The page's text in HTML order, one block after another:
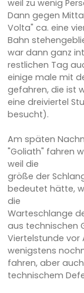
weil zu wenig
Dann gegen
Volta" ca. eine
Bahn
war dann ganz
restlichen Tag
einige male mit
gefahren, die ist
eine dreiviertel
besucht).
Am späten
"Goliath" fahren
weil die
größe der
bedeutet hätte,
die
Warteschlange
aus technischen
Viertelstunde vor
wenigstens
fahren, aber
technischem